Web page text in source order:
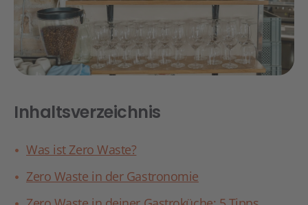
Inhaltsverzeichnis
Was ist Zero Waste?
Zero Waste in der Gastronomie